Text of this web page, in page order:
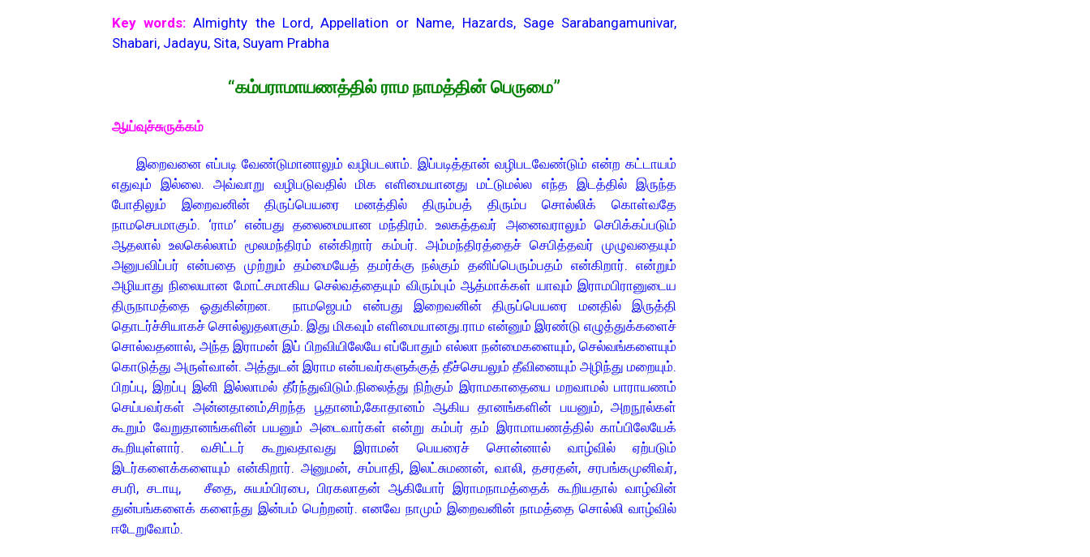
Key words:Almighty the Lord, Appellation or Name, Hazards, Sage Sarabangamunivar,
Shabari, Jadayu, Sita, Suyam Prabha
“கம்பராமாயணத்தில் ராம நாமத்தின் பெருமை”
ஆய்வுச்சுருக்கம்
இறைவனை எப்படி வேண்டுமானாலும் வழிபடலாம். இப்படித்தான் வழிபடவேண்டும் என்ற கட்டாயம்
எதுவும் இல்லை. அவ்வாறு வழிபடுவதில் மிக எளிமையானது மட்டுமல்ல எந்த இடத்தில் இருந்த
போதிலும் இறைவனின் திருப்பெயரை மனத்தில் திரும்பத் திரும்ப சொல்லிக் கொள்வதே
நாமசெபமாகும். ‘ராம’ என்பது தலைமையான மந்திரம். உலகத்தவர் அனைவராலும் செபிக்கப்படும்
ஆதலால் உலகெல்லாம் மூலமந்திரம் என்கிறார் கம்பர். அம்மந்திரத்தைச் செபித்தவர் முழுவதையும்
அனுபவிப்பர் என்பதை முற்றும் தம்மையேத் தமர்க்கு நல்கும் தனிப்பெரும்பதம் என்கிறார். என்றும்
அழியாது நிலையான மோட்சமாகிய செல்வத்தையும் விரும்பும் ஆத்மாக்கள் யாவும் இராமபிரானுடைய
திருநாமத்தை ஓதுகின்றன. நாமஜெபம் என்பது இறைவனின் திருப்பெயரை மனதில் இருத்தி
தொடர்ச்சியாகச் சொல்லுதலாகும். இது மிகவும் எளிமையானது.ராம என்னும் இரண்டு எழுத்துக்களைச்
சொல்வதனால், அந்த இராமன் இப் பிறவியிலேயே எப்போதும் எல்லா நன்மைகளையும், செல்வங்களையும்
கொடுத்து அருள்வான். அத்துடன் இராம என்பவர்களுக்குத் தீச்செயலும் தீவினையும் அழிந்து மறையும்.
பிறப்பு, இறப்பு இனி இல்லாமல் தீர்ந்துவிடும்.நிலைத்து நிற்கும் இராமகாதையை மறவாமல் பாராயணம்
செய்பவர்கள் அன்னதானம்,சிறந்த பூதானம்,கோதானம் ஆகிய தானங்களின் பயனும், அறநூல்கள்
கூறும் வேறுதானங்களின் பயனும் அடைவார்கள் என்று கம்பர் தம் இராமாயணத்தில் காப்பிலேயேக்
கூறியுள்ளார். வசிட்டர் கூறுவதாவது இராமன் பெயரைச் சொன்னால் வாழ்வில் ஏற்படும்
இடர்களைக்களையும் என்கிறார். அனுமன், சம்பாதி, இலட்சுமணன், வாலி, தசரதன், சரபங்கமுனிவர்,
சபரி, சடாயு, சீதை, சுயம்பிரபை, பிரகலாதன் ஆகியோர் இராமநாமத்தைக் கூறியதால் வாழ்வின்
துன்பங்களைக் களைந்து இன்பம் பெற்றனர். எனவே நாமும் இறைவனின் நாமத்தை சொல்லி வாழ்வில்
ஈடேறுவோம்.